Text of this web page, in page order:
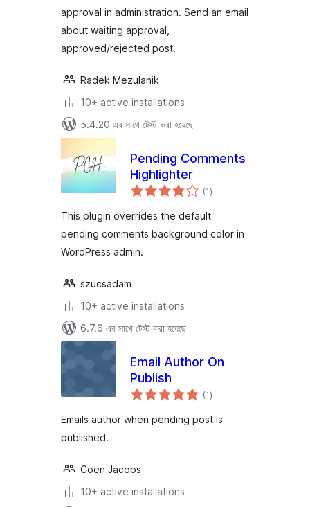
approval in administration. Send an email
about waiting approval,
approved/rejected post.
Radek Mezulanik
10+ active installations
5.4.20 এর সাথে টেস্ট করা হয়েছে
Pending Comments
Highlighter
(1total
ratings
)
This plugin overrides the default
pending comments background color in
WordPress admin.
szucsadam
10+ active installations
6.7.6 এর সাথে টেস্ট করা হয়েছে
Email Author On
Publish
(1total
ratings
)
Emails author when pending post is
published.
Coen Jacobs
10+ active installations